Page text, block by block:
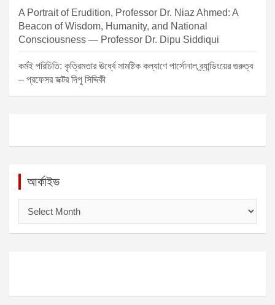
A Portrait of Erudition, Professor Dr. Niaz Ahmed: A
Beacon of Wisdom, Humanity, and National
Consciousness — Professor Dr. Dipu Siddiqui
কর্মই পরিচিতি: কৃত্রিমতার ঊর্ধ্বে সামষ্টিক কল্যাণে পার্সোনাল ব্র্যান্ডিংয়ের গুরুত্ব
– প্রফেসর ডক্টর দিপু সিদ্দিকী
আর্কাইভ
ই